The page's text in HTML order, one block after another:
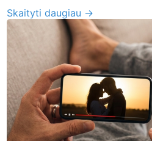
Skaityti daugiau →